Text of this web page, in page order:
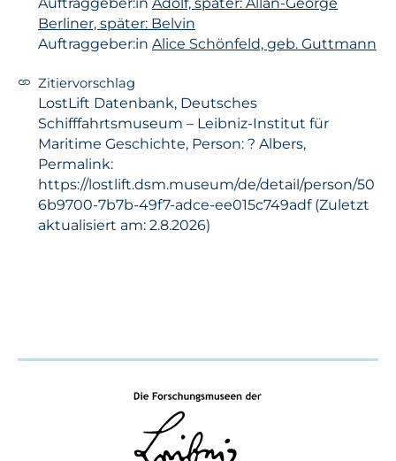
Berliner, später: Belvin
Auftraggeber:in Alice Schönfeld, geb. Guttmann
Zitiervorschlag
LostLift Datenbank, Deutsches
Schifffahrtsmuseum – Leibniz-Institut für
Maritime Geschichte, Person: ? Albers,
Permalink:
https://lostlift.dsm.museum/de/detail/person/50
6b9700-7b7b-49f7-adce-ee015c749adf (Zuletzt
aktualisiert am: 2.8.2026)